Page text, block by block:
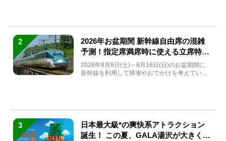
2
2026年お盆期間 新幹線自由席の混雑
予測！指定席満席時に使える立席特急
券も解説
2026年8月8日(土)～8月16日(日)のお盆期間に、
新幹線を利用して帰省やおでかけを考えている
3
日本最大級*の爽快系アトラクション
誕生！ この夏、GALA湯沢が大きく生